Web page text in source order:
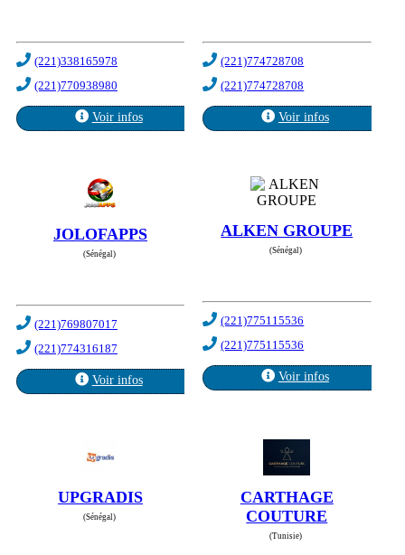
(221)338165978
(221)770938980
Voir infos
(221)774728708
(221)774728708
Voir infos
JOLOFAPPS
(Sénégal)
(221)769807017
(221)774316187
Voir infos
ALKEN GROUPE
(Sénégal)
(221)775115536
(221)775115536
Voir infos
UPGRADIS
(Sénégal)
CARTHAGE
COUTURE
(Tunisie)